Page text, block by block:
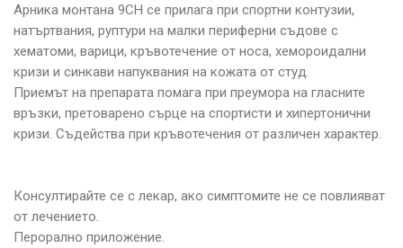
Арника монтана 9СН се прилага при спортни контузии,
натъртвания, руптури на малки периферни съдове с
хематоми, варици, кръвотечение от носа, хемороидални
кризи и синкави напуквания на кожата от студ.
Приемът на препарата помага при преумора на гласните
връзки, претоварено сърце на спортисти и хипертонични
кризи. Съдейства при кръвотечения от различен характер.
Консултирайте се с лекар, ако симптомите не се повлияват
от лечението.
Перорално приложение.